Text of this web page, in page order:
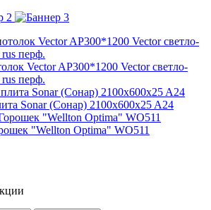
Vector AP300*1200 Vector светло-
перф.
Sonar (Сонар) 2100x600x25 A24
"Wellton Optima" WO511